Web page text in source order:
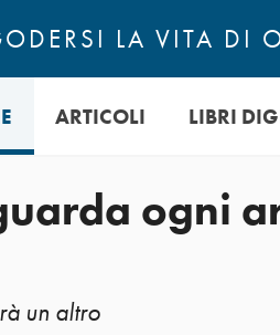
LA VITA DI
ARTICOLI LIBRI
ogni
un altro